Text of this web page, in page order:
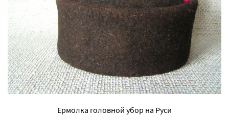
Ермолка головной убор на Руси